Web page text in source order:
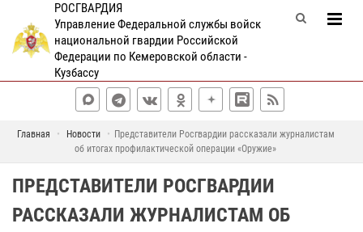
РОСГВАРДИЯ
Управление Федеральной службы войск
национальной гвардии Российской
Федерации по Кемеровской области -
Кузбассу
Главная Новости
Представители Росгвардии рассказали журналистам
об итогах профилактической операции «Оружие»
ПРЕДСТАВИТЕЛИ РОСГВАРДИИ
РАССКАЗАЛИ ЖУРНАЛИСТАМ ОБ